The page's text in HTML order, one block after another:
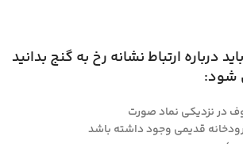
درباره ارتباط نشانه رخ به گنج بدانید
شود:
در نزدیکی نماد صورت
قدیمی وجود داشته باشد